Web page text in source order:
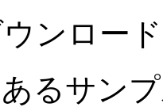
ンロー
るサン